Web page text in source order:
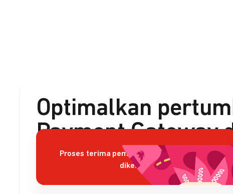
Optimalkan
Payment Gateway
Proses terima pembayaran rumit dan sulit
dikelola?